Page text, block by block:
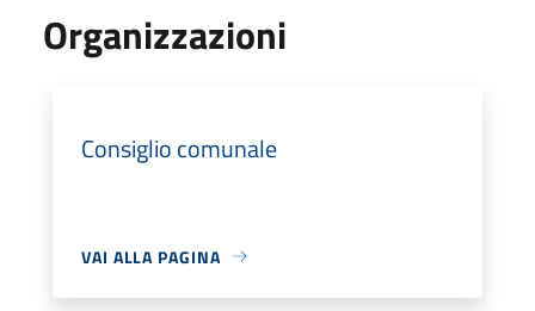
Organizzazioni
Consiglio comunale
VAI ALLA PAGINA